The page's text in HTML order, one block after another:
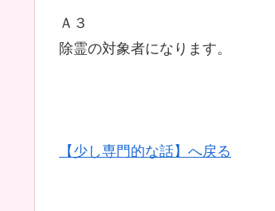
Ａ３
除霊の対象者になります。
【少し専門的な話】へ戻る